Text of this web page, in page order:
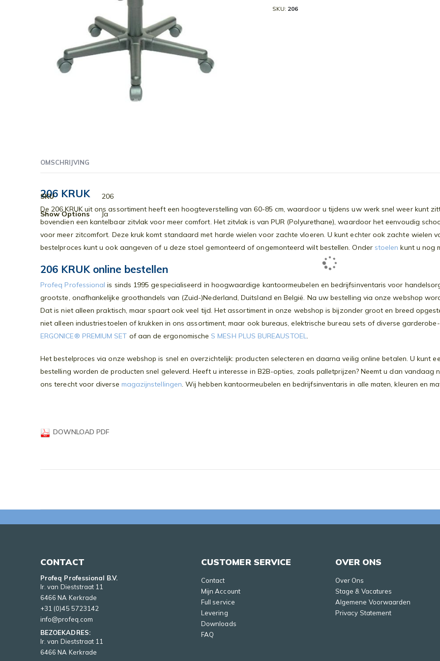
het
van
afbeeldingen-
gallerij
SKU 206
OMSCHRIJVING
206 KRUK
De 206 KRUK uit ons assortiment heeft een hoogteverstelling van 60-85 cm, waardoor u tijdens uw werk snel weer kunt
bovendien een kantelbaar zitvlak voor meer comfort. Het zitvlak is van PUR (Polyurethane), waardoor het eenvoudig
voor meer zitcomfort. Deze kruk komt standaard met harde wielen voor zachte vloeren. U kunt echter ook zachte wielen
bestelproces kunt u ook aangeven of u deze stoel gemonteerd of ongemonteerd wilt bestellen. Onder stoelen kunt u nog
206 KRUK online bestellen
Profeq Professional is sinds 1995 gespecialiseerd in hoogwaardige kantoormeubelen en bedrijfsinventaris voor
grootste, onafhankelijke groothandels van (Zuid-)Nederland, Duitsland en België. Na uw bestelling via onze webshop
Dat is niet alleen praktisch, maar spaart ook veel tijd. Het assortiment in onze webshop is bijzonder groot en breed
niet alleen industriestoelen of krukken in ons assortiment, maar ook bureaus, elektrische bureau sets of diverse
ERGONICE® PREMIUM SET of aan de ergonomische S MESH PLUS BUREAUSTOEL.
Het bestelproces via onze webshop is snel en overzichtelijk: producten selecteren en daarna veilig online betalen. U kunt
bestelling worden de producten snel geleverd. Heeft u interesse in B2B-opties, zoals palletprijzen? Neemt u dan vandaag
ons terecht voor diverse magazijnstellingen. Wij hebben kantoormeubelen en bedrijfsinventaris in alle maten, kleuren en
Meer
informatie
SKU
206
Show Options
Ja
DOWNLOAD PDF
CONTACT
Profeq Professional B.V.
Ir. van Dieststraat 11
6466 NA Kerkrade
+31 (0)45 5723142
info@profeq.com
BEZOEKADRES:
Ir. van Dieststraat 11
6466 NA Kerkrade
CUSTOMER SERVICE
Contact
Mijn Account
Full service
Levering
Downloads
FAQ
OVER ONS
Over Ons
Stage & Vacatures
Algemene Voorwaarden
Privacy Statement